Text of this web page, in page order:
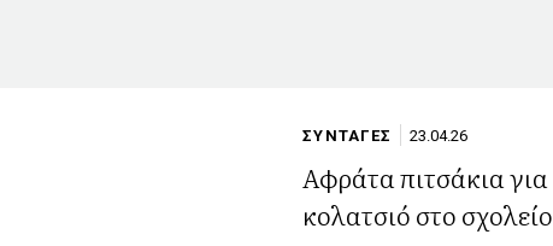
ΣΥΝΤΑΓΕΣ 23.04.26
Αφράτα πιτσάκια για
κολατσιό στο σχολείο